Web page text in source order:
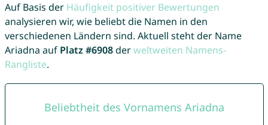
Auf Basis der Häufigkeit positiver Bewertungen
analysieren wir, wie beliebt die Namen in den
verschiedenen Ländern sind. Aktuell steht der Name
Ariadna auf Platz #6908derweltweiten Namens-
Rangliste.